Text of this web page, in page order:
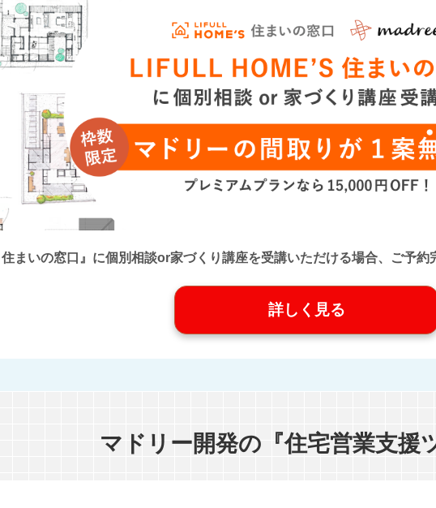
まいの窓口』に個別相談or家づくり講座を受講いただける場合、ご予約
詳しく見る
マドリー開発の『住宅営業支援